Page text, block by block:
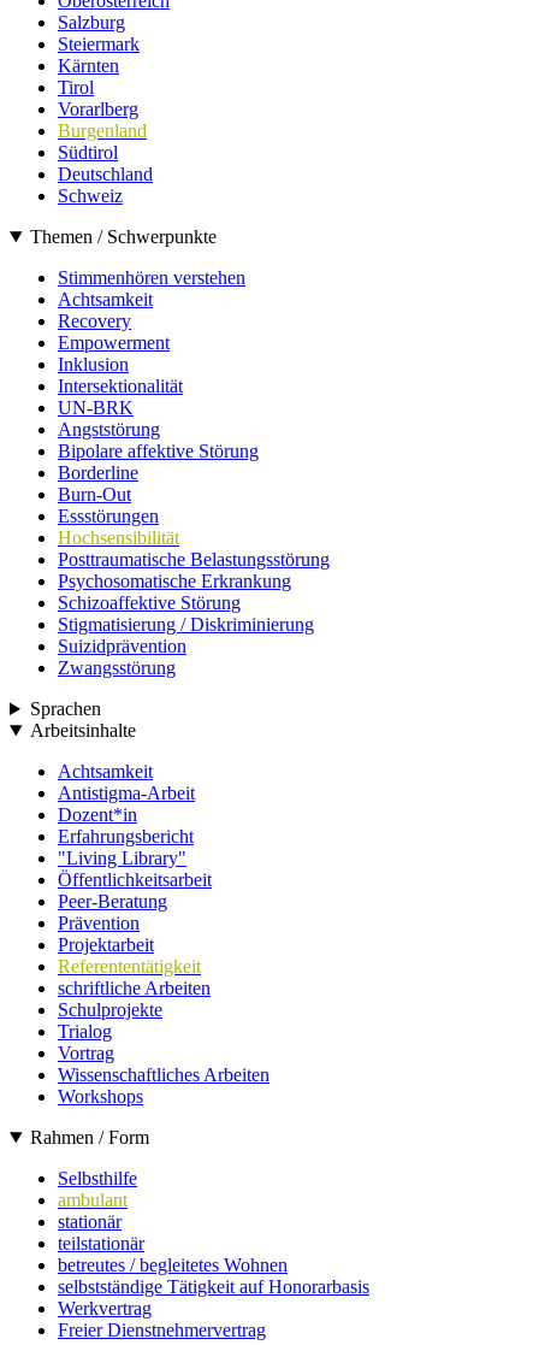
Salzburg
Steiermark
Kärnten
Tirol
Vorarlberg
Burgenland
Südtirol
Deutschland
Schweiz
Themen / Schwerpunkte
Stimmenhören verstehen
Achtsamkeit
Recovery
Empowerment
Inklusion
Intersektionalität
UN-BRK
Angststörung
Bipolare affektive Störung
Borderline
Burn-Out
Essstörungen
Hochsensibilität
Posttraumatische Belastungsstörung
Psychosomatische Erkrankung
Schizoaffektive Störung
Stigmatisierung / Diskriminierung
Suizidprävention
Zwangsstörung
Sprachen
Arbeitsinhalte
Achtsamkeit
Antistigma-Arbeit
Dozent*in
Erfahrungsbericht
"Living Library"
Öffentlichkeitsarbeit
Peer-Beratung
Prävention
Projektarbeit
Referententätigkeit
schriftliche Arbeiten
Schulprojekte
Trialog
Vortrag
Wissenschaftliches Arbeiten
Workshops
Rahmen / Form
Selbsthilfe
ambulant
stationär
teilstationär
betreutes / begleitetes Wohnen
selbstständige Tätigkeit auf Honorarbasis
Werkvertrag
Freier Dienstnehmervertrag